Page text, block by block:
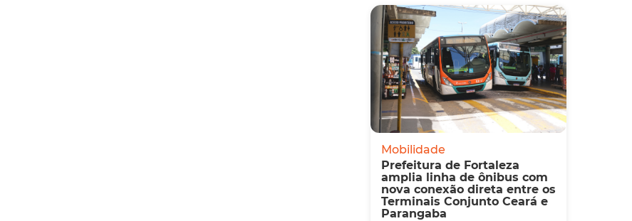
Mobilidade
Prefeitura de Fortaleza
amplia linha de ônibus com
nova conexão direta entre os
Terminais Conjunto Ceará e
Parangaba